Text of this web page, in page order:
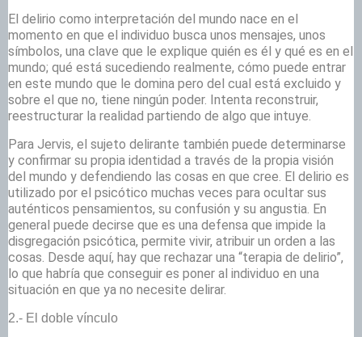
El delirio como interpretación del mundo nace en el
momento en que el individuo busca unos mensajes, unos
símbolos, una clave que le explique quién es él y qué es en el
mundo; qué está sucediendo realmente, cómo puede entrar
en este mundo que le domina pero del cual está excluido y
sobre el que no, tiene ningún poder. Intenta reconstruir,
reestructurar la realidad partiendo de algo que intuye.
Para Jervis, el sujeto delirante también puede determinarse
y confirmar su propia identidad a través de la propia visión
del mundo y defendiendo las cosas en que cree. El delirio es
utilizado por el psicótico muchas veces para ocultar sus
auténticos pensamientos, su confusión y su angustia. En
general puede decirse que es una defensa que impide la
disgregación psicótica, permite vivir, atribuir un orden a las
cosas. Desde aquí, hay que rechazar una “terapia de delirio”,
lo que habría que conseguir es poner al individuo en una
situación en que ya no necesite delirar.
2.- El doble vínculo